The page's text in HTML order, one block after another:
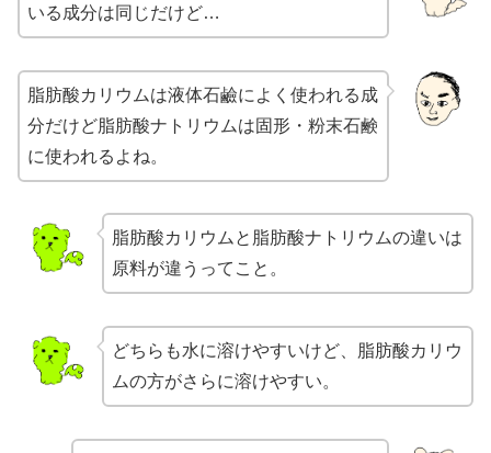
いる成分は同じだけど…
脂肪酸カリウムは液体石鹼によく使われる成
分だけど脂肪酸ナトリウムは固形・粉末石鹸
に使われるよね。
脂肪酸カリウムと脂肪酸ナトリウムの違いは
原料が違うってこと。
どちらも水に溶けやすいけど、脂肪酸カリウ
ムの方がさらに溶けやすい。